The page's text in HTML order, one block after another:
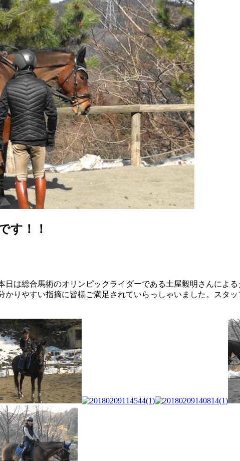
す！！
は総合馬術のオリンピックライダーである土屋毅明さんによ
りやすい指摘に皆様ご満足されていらっしゃいました。スタ